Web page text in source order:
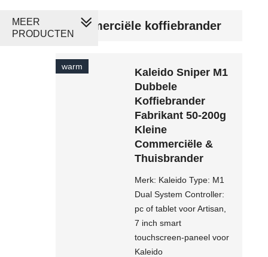
commerciële koffiebrander
warm
Kaleido Sniper M1
Dubbele
Koffiebrander
Fabrikant 50-200g
Kleine
Commerciële &
Thuisbrander
Merk: Kaleido Type: M1
Dual System Controller:
pc of tablet voor Artisan,
7 inch smart
touchscreen-paneel voor
Kaleido
MEER
PRODUCTEN